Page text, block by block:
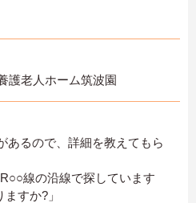
護老人ホーム筑波園
あるので、詳細を教えてもら
線の沿線で探しています
すか?」